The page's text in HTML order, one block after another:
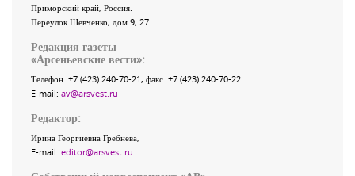
Приморский край, Россия
Переулок Шевченко, дом 9, 27
Редакция газеты
«Арсеньевские вести»:
Телефон: +7 (423) 240-70-21, факс: +7 (423) 240-70-22
E-mail: av@arsvest.ru
Редактор:
Ирина Георгиевна Гребнёва,
E-mail: editor@arsvest.ru